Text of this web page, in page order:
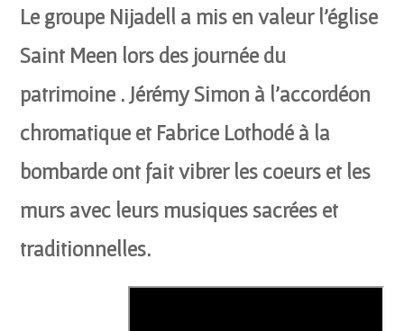
Le groupe Nijadell a mis en valeur l’église
Saint Meen lors des journée du
patrimoine . Jérémy Simon à l’accordéon
chromatique et Fabrice Lothodé à la
bombarde ont fait vibrer les coeurs et les
murs avec leurs musiques sacrées et
traditionnelles.